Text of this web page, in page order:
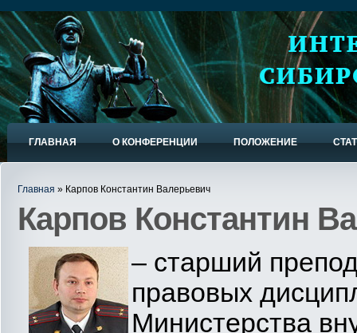
ГЛАВНАЯ О КОНФЕРЕНЦИИ ПОЛОЖЕНИЕ
Главная » Карпов Константин Валерьевич
Карпов Константин
– старший
правовых
Министерства